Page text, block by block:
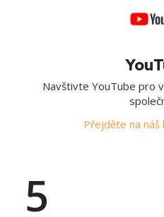
Navštivte YouTube pro
Přejděte na náš
5